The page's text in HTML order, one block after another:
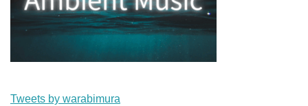
Tweets by warabimura